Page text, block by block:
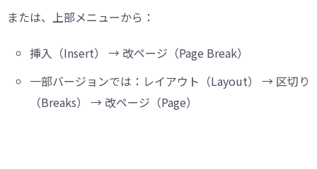
または、上部メニューから：
挿入（Insert） → 改ページ（Page Break）
一部バージョンでは：レイアウト（Layout） → 区切り
（Breaks） → 改ページ（Page）